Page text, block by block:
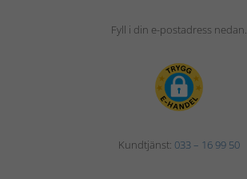
Fyll i din e-postadress nedan.
Kundtjänst: 033 – 16 99 50